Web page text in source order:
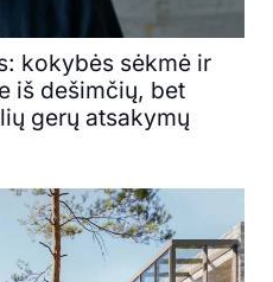
kokybės sėkmė ir
iš dešimčių, bet
gerų atsakymų